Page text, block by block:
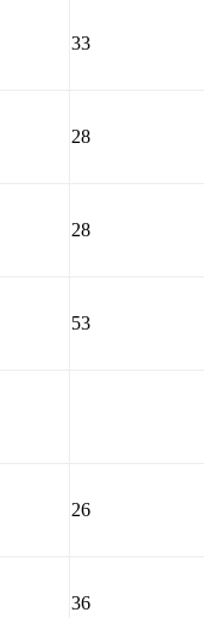
33
28
28
53
26
36